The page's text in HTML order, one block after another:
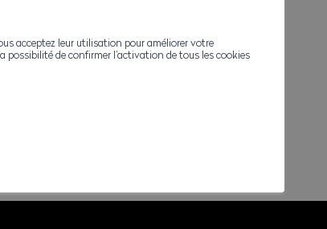
acceptez leur utilisation pour améliorer votre
possibilité de confirmer l’activation de tous les cookies